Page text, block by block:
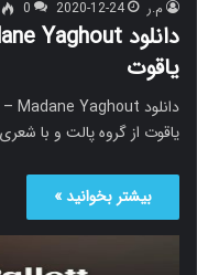
م.ر 2020-12-24
0
یاقوت
یاقوت از گروه پالت و با
بیشتر بخوانید »